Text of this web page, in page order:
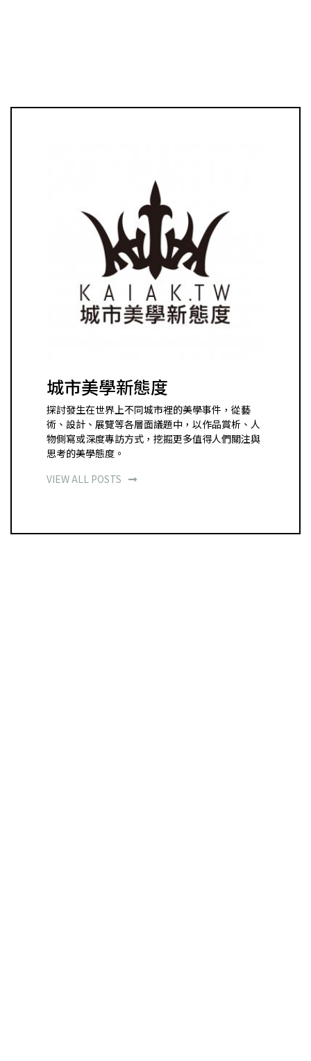
城市美學新態度
探討發生在世界上不同城市裡的美學事件，從藝
術、設計、展覽等各層面議題中，以作品賞析、人
物側寫或深度專訪方式，挖掘更多值得人們關注與
思考的美學態度。
VIEW ALL POSTS